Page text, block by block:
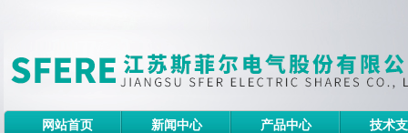
网站首页 新闻中心 产品中心 技术